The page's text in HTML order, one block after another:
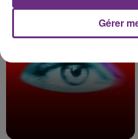
Gérer